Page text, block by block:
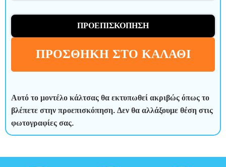
ο
χ
ρ
ν
ο
ΠΡΟΕΠΙΣΚΌΠΗΣΗ
ΠΡΟΣΘΉΚΗ ΣΤΟ ΚΑΛΆΘΙ
Αυτό το μοντέλο κάλτσας θα εκτυπωθεί ακριβώς όπως το
βλέπετε στην προεπισκόπηση. Δεν θα αλλάξουμε θέση στις
φωτογραφίες σας.